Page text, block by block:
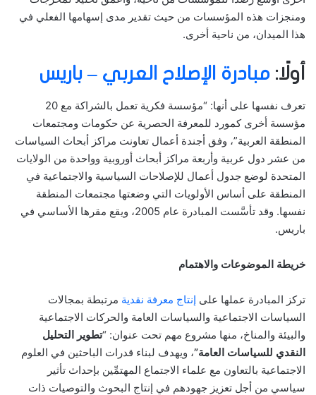
ومنجزات هذه المؤسسات من حيث تقدير مدى إسهامها الفعلي في
هذا الميدان، من ناحية أخرى.
أولًا: مبادرة الإصلاح العربي – باريس
تعرف نفسها على أنها: “مؤسسة فكرية تعمل بالشراكة مع 20
مؤسسة أخرى كمورد للمعرفة الحصرية عن حكومات ومجتمعات
المنطقة العربية”، وفق أجندة أعمال تعاونت مراكز أبحاث السياسات
من عشر دول عربية وأربعة مراكز أبحاث أوروبية وواحدة من الولايات
المتحدة لوضع جدول أعمال للإصلاحات السياسية والاجتماعية في
المنطقة على أساس الأولويات التي وضعتها مجتمعات المنطقة
نفسها. وقد تأسَّست المبادرة عام 2005، ويقع مقرها الأساسي في
باريس.
خريطة الموضوعات والاهتمام
تركز المبادرة عملها على إنتاج معرفة نقدية مرتبطة بمجالات
السياسات الاجتماعية والسياسات العامة والحركات الاجتماعية
والبيئة والمناخ، منها مشروع مهم تحت عنوان: “تطوير التحليل
النقدي للسياسات العامة”، ويهدف لبناء قدرات الباحثين في العلوم
الاجتماعية بالتعاون مع علماء الاجتماع المهتمِّين بإحداث تأثير
سياسي من أجل تعزيز جهودهم في إنتاج البحوث والتوصيات ذات